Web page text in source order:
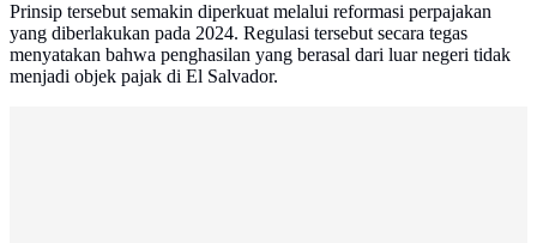
Prinsip tersebut semakin diperkuat melalui reformasi perpajakan
yang diberlakukan pada 2024. Regulasi tersebut secara tegas
menyatakan bahwa penghasilan yang berasal dari luar negeri tidak
menjadi objek pajak di El Salvador.